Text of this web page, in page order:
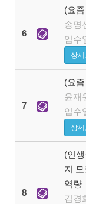
6
(요
송명
입수
상세
7
(요
윤재
입수
상세
8
(인
지
역량
김경